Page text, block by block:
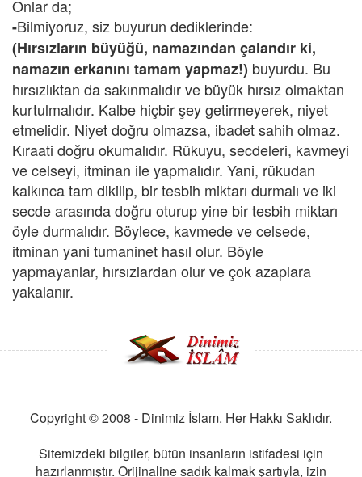
Onlar da;
-Bilmiyoruz, siz buyurun dediklerinde:
(Hırsızların büyüğü, namazından çalandır ki,
namazın erkanını tamam yapmaz!) buyurdu. Bu
hırsızlıktan da sakınmalıdır ve büyük hırsız olmaktan
kurtulmalıdır. Kalbe hiçbir şey getirmeyerek, niyet
etmelidir. Niyet doğru olmazsa, ibadet sahih olmaz.
Kıraati doğru okumalıdır. Rükuyu, secdeleri, kavmeyi
ve celseyi, itminan ile yapmalıdır. Yani, rükudan
kalkınca tam dikilip, bir tesbih miktarı durmalı ve iki
secde arasında doğru oturup yine bir tesbih miktarı
öyle durmalıdır. Böylece, kavmede ve celsede,
itminan yani tumaninet hasıl olur. Böyle
yapmayanlar, hırsızlardan olur ve çok azaplara
yakalanır.
Copyright © 2008 - Dinimiz İslam. Her Hakkı Saklıdır.
Sitemizdeki bilgiler, bütün insanların istifadesi için
hazırlanmıştır. Orijinaline sadık kalmak şartıyla, izin